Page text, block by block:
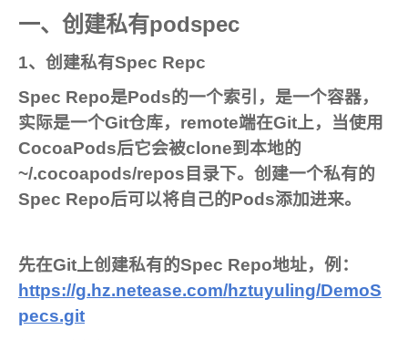
一、创建私有podspec
1、创建私有Spec Repc
Spec Repo是Pods的一个索引，是一个容器，
实际是一个Git仓库，remote端在Git上，当使用
CocoaPods后它会被clone到本地的
~/.cocoapods/repos目录下。创建一个私有的
Spec Repo后可以将自己的Pods添加进来。
先在Git上创建私有的Spec Repo地址，例：
https://g.hz.netease.com/hztuyuling/DemoS
pecs.git